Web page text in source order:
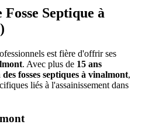
Septique à
est fière d'offrir ses
. Avec plus de 15 ans
fosses septiques à vinalmont,
liés à l'assainissement dans